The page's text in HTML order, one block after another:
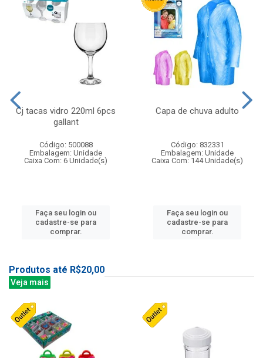
Cj tacas vidro 220ml 6pcs
gallant
Código: 500088
Embalagem: Unidade
Caixa Com: 6 Unidade(s)
Faça seu login ou
cadastre-se para
comprar.
Capa de chuva adulto
Código: 832331
Embalagem: Unidade
Caixa Com: 144 Unidade(s)
Faça seu login ou
cadastre-se para
comprar.
Produtos até R$20,00
Veja mais